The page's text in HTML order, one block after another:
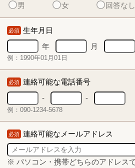
男
女 回答なし
必須 生年月日
年
月
例：1990年01月01日
必須 連絡可能な電話番号
-
-
例：090-1234-5678
必須 連絡可能なメールアドレス
※ パソコン・携帯どちらのアドレス